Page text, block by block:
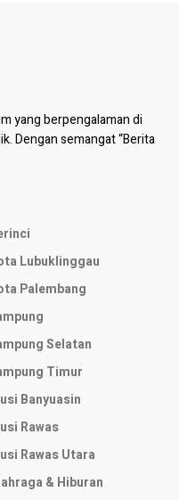
yang berpengalaman di
Dengan semangat “Berita
Lubuklinggau
Palembang
Selatan
Timur
Banyuasin
Rawas
Rawas Utara
& Hiburan